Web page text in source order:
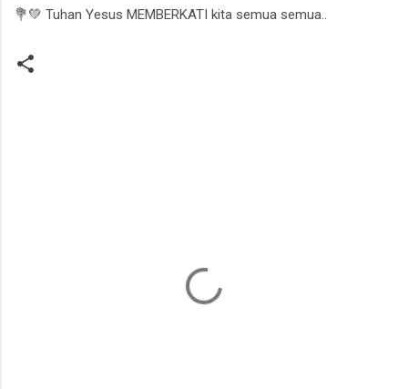
💐💚 Tuhan Yesus MEMBERKATI kita semua semua..